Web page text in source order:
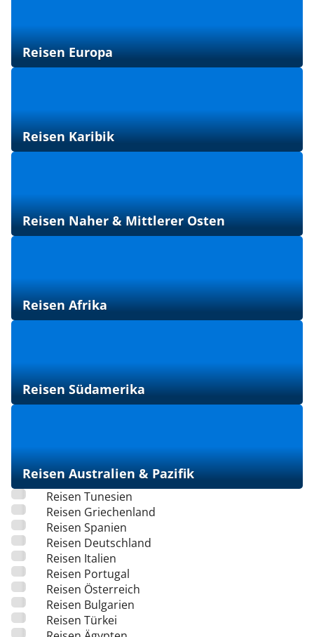
Reisen Europa
Reisen Karibik
Reisen Naher & Mittlerer Osten
Reisen Afrika
Reisen Südamerika
Reisen Australien & Pazifik
Reisen Tunesien
Reisen Griechenland
Reisen Spanien
Reisen Deutschland
Reisen Italien
Reisen Portugal
Reisen Österreich
Reisen Bulgarien
Reisen Türkei